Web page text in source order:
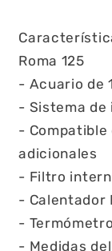
Roma 125
- Acuario de
- Sistema de
- Compatible
adicionales
- Filtro
- Calentador
-
- Medidas